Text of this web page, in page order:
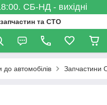
СБ-НД - вихідні
та СТО
до автомобілів Запчастини